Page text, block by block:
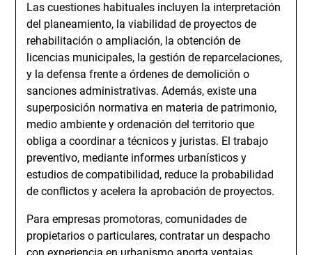
Las cuestiones habituales incluyen la interpretación
del planeamiento, la viabilidad de proyectos de
rehabilitación o ampliación, la obtención de
licencias municipales, la gestión de reparcelaciones,
y la defensa frente a órdenes de demolición o
sanciones administrativas. Además, existe una
superposición normativa en materia de patrimonio,
medio ambiente y ordenación del territorio que
obliga a coordinar a técnicos y juristas. El trabajo
preventivo, mediante informes urbanísticos y
estudios de compatibilidad, reduce la probabilidad
de conflictos y acelera la aprobación de proyectos.
Para empresas promotoras, comunidades de
propietarios o particulares, contratar un despacho